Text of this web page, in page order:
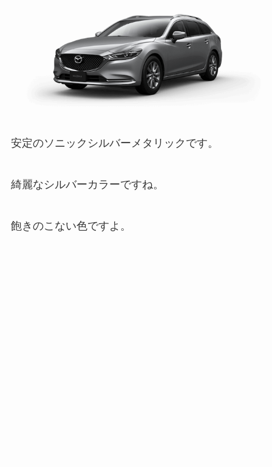
安定のソニックシルバーメタリックです。
綺麗なシルバーカラーですね。
飽きのこない色ですよ。